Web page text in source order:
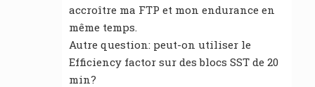
accroître ma FTP et mon endurance en
même temps.
Autre question: peut-on utiliser le
Efficiency factor sur des blocs SST de 20
min?